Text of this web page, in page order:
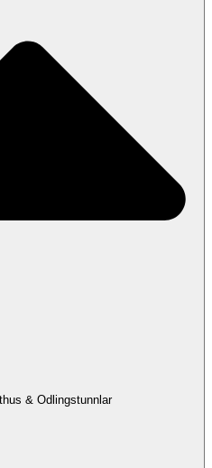
Stäng Växthus & Odlingstunnlar